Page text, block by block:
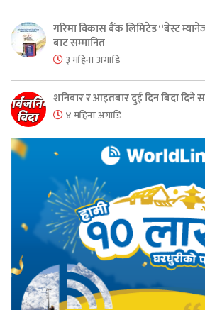
गरिमा विकास बैंक लिमिटेड “बेस्ट
बाट सम्मानित
३ महिना अगाडि
शनिबार र आइतबार दुई दिन बिदा दिने
४ महिना अगाडि